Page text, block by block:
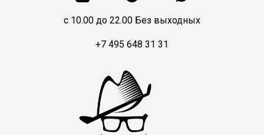
c 10.00 до 22.00 Без выходных
+7 495 648 31 31